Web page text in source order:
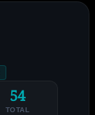
54
TOTAL